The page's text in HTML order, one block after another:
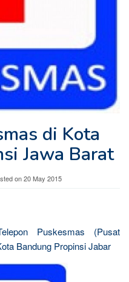
di Kota
Jawa Barat
on20 May 2015
Puskesmas (Pusat
Bandung Propinsi Jabar